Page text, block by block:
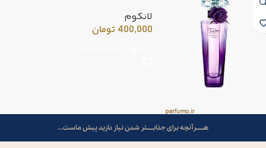
لانکوم
400,000 تومان
هــــــرآنچه برای جذابـــــتر شدن نیاز دارید پیش ماست...